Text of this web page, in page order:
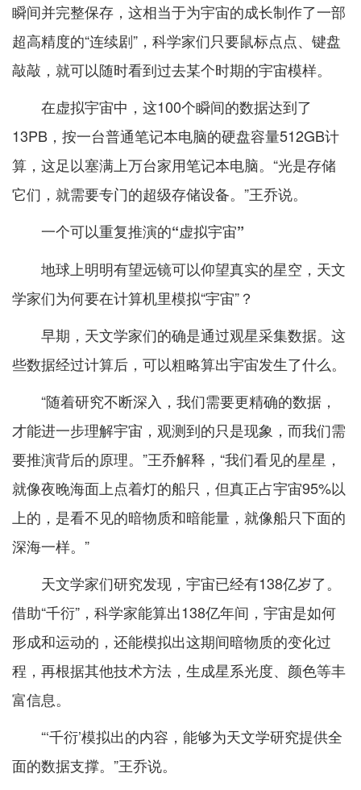
瞬间并完整保存，这相当于为宇宙的成长制作了一部
超高精度的“连续剧”，科学家们只要鼠标点点、键盘
敲敲，就可以随时看到过去某个时期的宇宙模样。
在虚拟宇宙中，这100个瞬间的数据达到了
13PB，按一台普通笔记本电脑的硬盘容量512GB计
算，这足以塞满上万台家用笔记本电脑。“光是存储
它们，就需要专门的超级存储设备。”王乔说。
一个可以重复推演的“虚拟宇宙”
地球上明明有望远镜可以仰望真实的星空，天文
学家们为何要在计算机里模拟“宇宙”？
早期，天文学家们的确是通过观星采集数据。这
些数据经过计算后，可以粗略算出宇宙发生了什么。
“随着研究不断深入，我们需要更精确的数据，
才能进一步理解宇宙，观测到的只是现象，而我们需
要推演背后的原理。”王乔解释，“我们看见的星星，
就像夜晚海面上点着灯的船只，但真正占宇宙95%以
上的，是看不见的暗物质和暗能量，就像船只下面的
深海一样。”
天文学家们研究发现，宇宙已经有138亿岁了。
借助“千衍”，科学家能算出138亿年间，宇宙是如何
形成和运动的，还能模拟出这期间暗物质的变化过
程，再根据其他技术方法，生成星系光度、颜色等丰
富信息。
“‘千衍’模拟出的内容，能够为天文学研究提供全
面的数据支撑。”王乔说。